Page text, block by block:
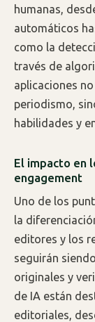
humanas,
automáticos
como la
través de
aplicaciones
periodismo,
habilidades y
El impacto en
engagement
Uno de los
la
editores y los
seguirán
originales y
de IA están
editoriales,